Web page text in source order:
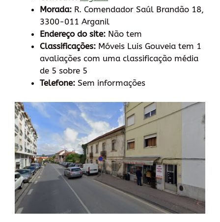
Morada: R. Comendador Saúl Brandão 18,
3300-011 Arganil
Endereço do site: Não tem
Classificações: Móveis Luis Gouveia tem 1
avaliações com uma classificação média
de 5 sobre 5
Telefone: Sem informações